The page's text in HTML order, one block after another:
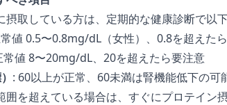
摂取している方は、定期的な健康診断で以
値 0.5〜0.8mg/dL（女性）、0.8を超えた
常値 8〜20mg/dL、20を超えたら要注意
: 60以上が正常、60未満は腎機能低下の可
囲を超えている場合は、すぐにプロテイン